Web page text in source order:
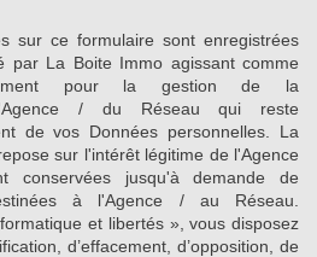
sur ce formulaire sont enregistrées
par La Boite Immo agissant comme
pour la gestion de la
/ du Réseau qui reste
de vos Données personnelles. La
sur l'intérêt légitime de l'Agence
conservées jusqu'à demande de
à l'Agence / au Réseau.
et libertés », vous disposez
d’effacement, d’opposition, de